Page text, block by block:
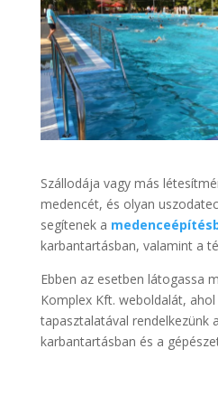
Szállodája vagy más
medencét, és olyan
segítenek a
karbantartásban, valamint a
Ebben az esetben látogassa
Komplex Kft. weboldalát,
tapasztalatával rendelkezünk a
karbantartásban és a